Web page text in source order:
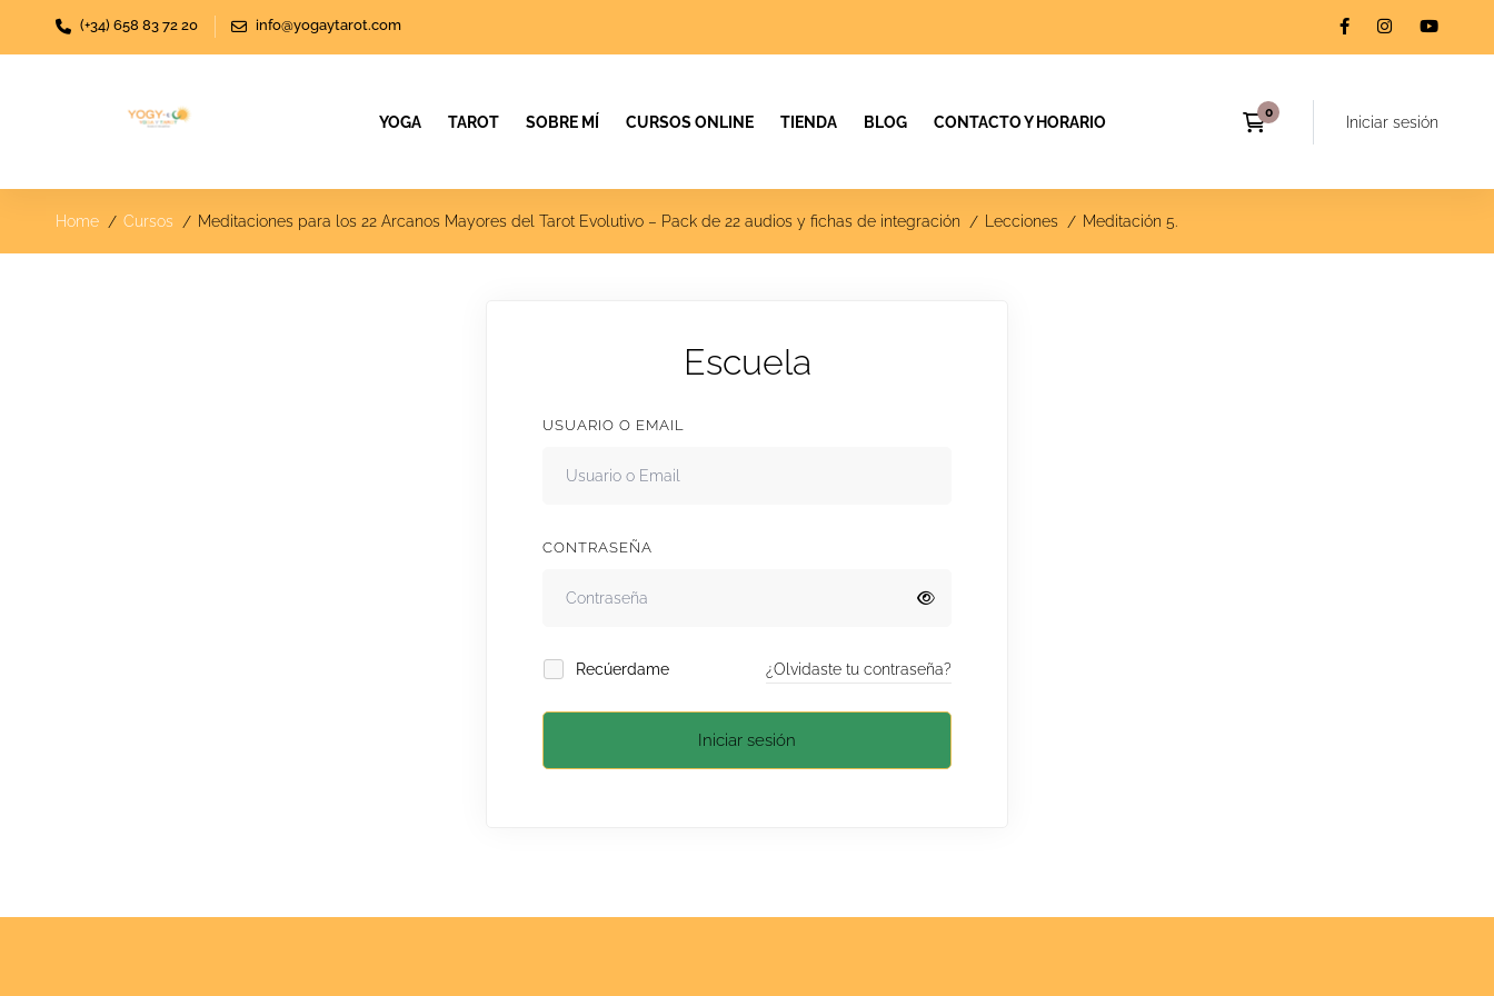
(+34) 658 83 72 20 info@yogaytarot.com
YOGA TAROT SOBRE MÍ CURSOS ONLINE TIENDA BLOG CONTACTO Y HORARIO Iniciar sesión
Home Cursos Meditaciones para los 22 Arcanos Mayores del Tarot Evolutivo – Pack de 22 audios y fichas de integración Lecciones Meditación 5.
Escuela
USUARIO O EMAIL
CONTRASEÑA
Recúerdame ¿Olvidaste tu contraseña?
Iniciar sesión